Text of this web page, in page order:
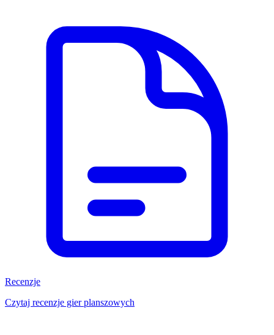
Recenzje
Czytaj recenzje gier planszowych